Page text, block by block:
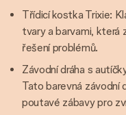
Třídicí kostka Trixie:
tvary a barvami, která
řešení problémů.
Závodní dráha s
Tato barevná závodní
poutavé zábavy pro